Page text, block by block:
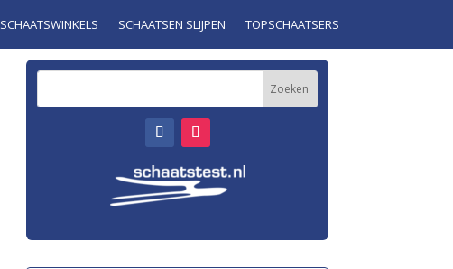
SCHAATSWINKELS SCHAATSEN SLIJPEN TOPSCHAATSERS